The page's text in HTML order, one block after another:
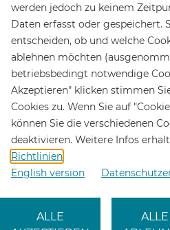
werden jedoch zu keinem
Daten erfasst oder gespeichert.
entscheiden, ob und welche
ablehnen möchten
betriebsbedingt notwendige
Akzeptieren" klicken stimmen
Cookies zu. Wenn Sie auf
können Sie die verschiedenen
deaktivieren. Weitere Infos
Richtlinien
English version
ALLE
ALLE